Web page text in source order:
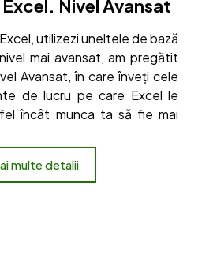
Nivel Avansat
utilizezi uneltele de bază
mai avansat, am pregătit
Avansat, în care înveți cele
de lucru pe care Excel le
încât munca ta să fie mai
multe detalii